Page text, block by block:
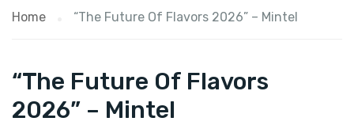
Home “The Future Of Flavors 2026” – Mintel
“The Future Of Flavors
2026” – Mintel